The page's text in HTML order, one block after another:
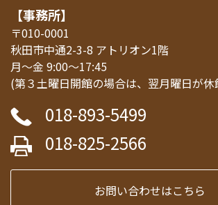
【事務所】
〒010-0001
秋田市中通2-3-8 アトリオン1階
月～金 9:00～17:45
(第３土曜日開館の場合は、翌月曜日が
018-893-5499
018-825-2566
お問い合わせはこちら